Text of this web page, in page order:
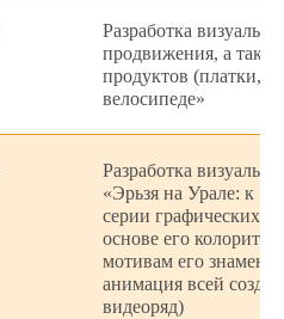
Разработка
продвижения, а
продуктов (платки,
велосипеде»
Разработка
«Эрьзя на Урале: к
серии графических и
основе его
мотивам его
анимация всей
видеоряд)